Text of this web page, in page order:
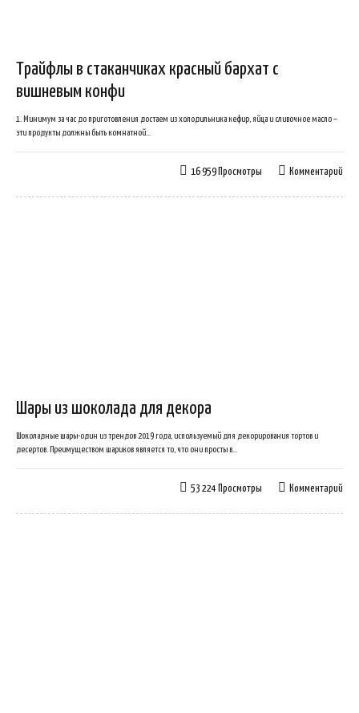
Трайфлы в стаканчиках красный бархат с
вишневым конфи
1. Минимум за час до приготовления достаем из холодильника кефир, яйца и сливочное масло –
эти продукты должны быть комнатной...
Комментарий
16 959 Просмотры
Шары из шоколада для декора
Шоколадные шары-один из трендов 2019 года, используемый для декорирования тортов и
десертов. Преимуществом шариков является то, что они просты в...
Комментарий
53 224 Просмотры